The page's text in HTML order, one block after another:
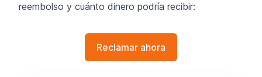
reembolso y cuánto dinero podría recibir:
Reclamar ahora